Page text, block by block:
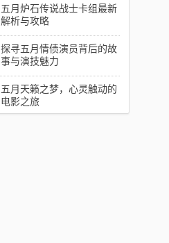
五月炉石传说战士卡组最新
解析与攻略
探寻五月情债演员背后的故
事与演技魅力
五月天籁之梦，心灵触动的
电影之旅